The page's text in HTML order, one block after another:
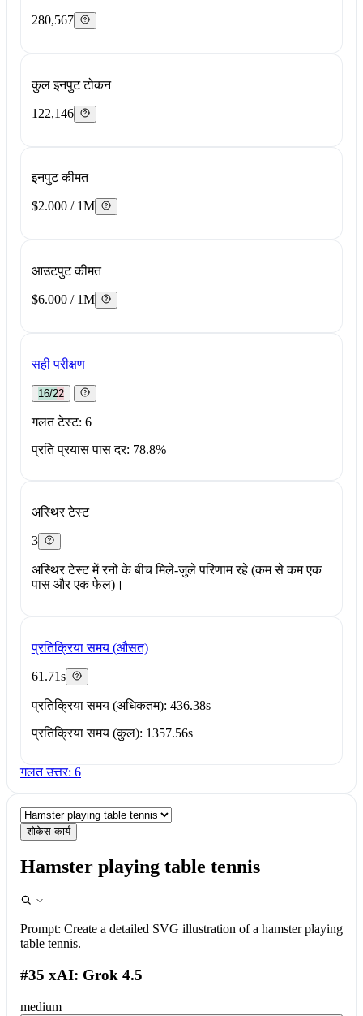
280,567
कुल इनपुट टोकन
122,146
इनपुट कीमत
$2.000 / 1M
आउटपुट कीमत
$6.000 / 1M
सही परीक्षण
16/22
गलत टेस्ट: 6
प्रति प्रयास पास दर: 78.8%
अस्थिर टेस्ट
3
अस्थिर टेस्ट में रनों के बीच मिले-जुले परिणाम रहे (कम से कम एक
पास और एक फेल)।
प्रतिक्रिया समय (औसत)
61.71s
प्रतिक्रिया समय (अधिकतम): 436.38s
प्रतिक्रिया समय (कुल): 1357.56s
गलत उत्तर: 6
शोकेस कार्य
Hamster playing table tennis
Prompt: Create a detailed SVG illustration of a hamster playing
table tennis.
#35 xAI: Grok 4.5
medium